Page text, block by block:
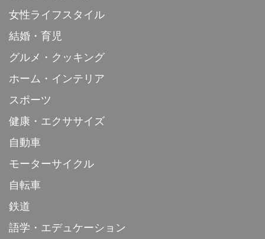
女性ライフスタイル
結婚・育児
グルメ・クッキング
ホーム・インテリア
スポーツ
健康・エクササイズ
自動車
モーターサイクル
自転車
鉄道
語学・エデュケーション